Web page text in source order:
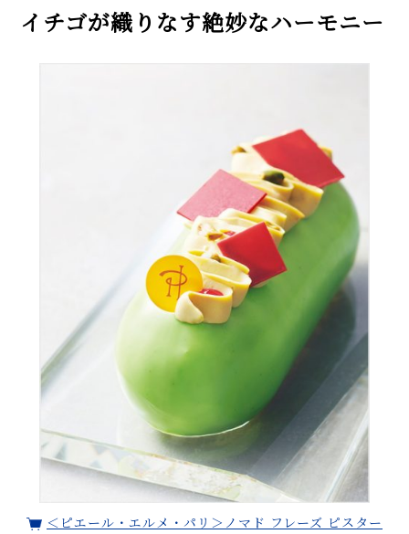
イチゴが織りなす絶妙なハーモニー
＜ピエール・エルメ・パリ＞ノマド フレーズ ピスター